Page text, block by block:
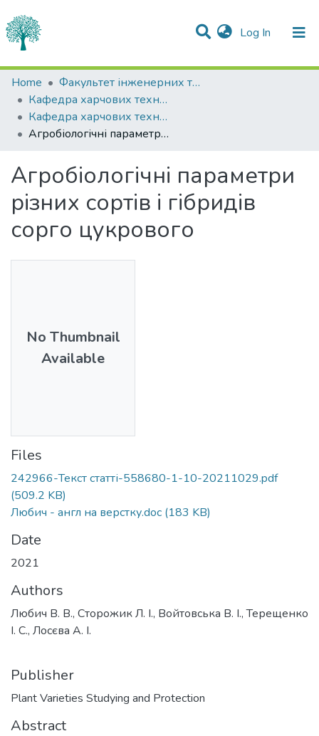
Log In (current)
Statistics
Communities & Collections
All of DSpace
Home
Факультет інженерних технологій та професійної освіти
Кафедра харчових технологій
Кафедра харчових технологій
Агробіологічні параметри різних сортів і гібридів сорго цукрового
Агробіологічні параметри
різних сортів і гібридів
сорго цукрового
No Thumbnail
Available
Files
242966-Текст статті-558680-1-10-20211029.pdf
(509.2 KB)
Любич - англ на верстку.doc (183 KB)
Date
2021
Authors
Любич В. В., Сторожик Л. І., Войтовська В. І., Терещенко
І. С., Лосєва А. І.
Publisher
Plant Varieties Studying and Protection
Abstract